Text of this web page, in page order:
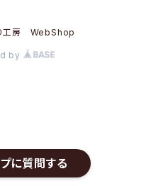
に質問する
工房 WebShop
by